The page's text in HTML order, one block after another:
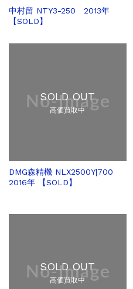
中村留 NTY3-250 2013年
【SOLD】
SOLD OUT
高価買取中
DMG森精機 NLX2500Y|700
2016年 【SOLD】
SOLD OUT
高価買取中